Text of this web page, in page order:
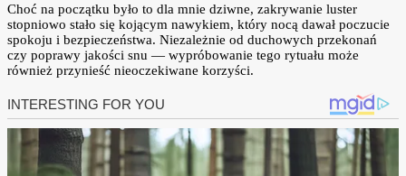
Choć na początku było to dla mnie dziwne, zakrywanie luster
stopniowo stało się kojącym nawykiem, który nocą dawał poczucie
spokoju i bezpieczeństwa. Niezależnie od duchowych przekonań
czy poprawy jakości snu — wypróbowanie tego rytuału może
również przynieść nieoczekiwane korzyści.